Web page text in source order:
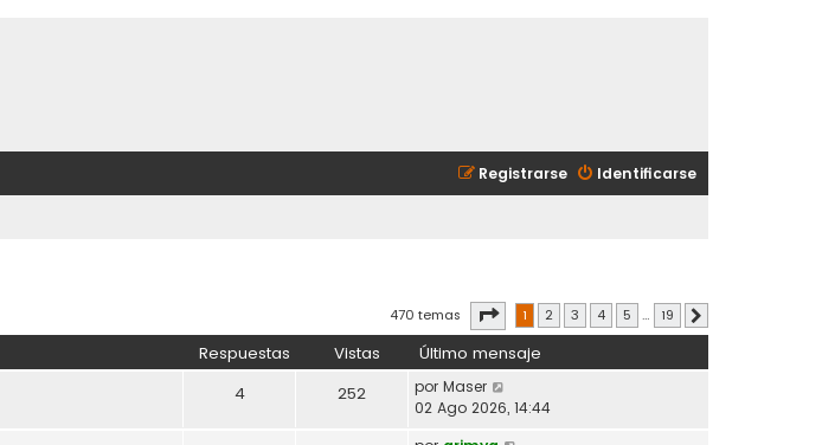
Identificarse
Registrarse
470 temas Página1 de
1 2 3 4 5 … 19
Respuestas Vistas Último mensaje
4 252 por Maser
02 Ago 2026, 14:44